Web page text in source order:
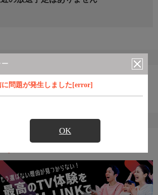
ー
に問題が発生しました[error]
OK
すすめ番組
な情報